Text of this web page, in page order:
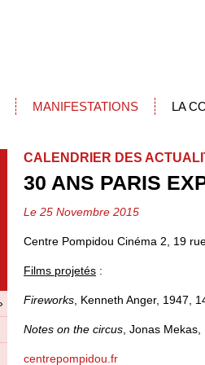
MANIFESTATIONS LA
CALENDRIER DES
30 ANS PARIS
Le 25 Novembre 2015
Centre Pompidou Cinéma 2, 19
Films projetés :
Fireworks , Kenneth Anger, 1947,
Notes on the circus , Jonas
centrepompidou.fr